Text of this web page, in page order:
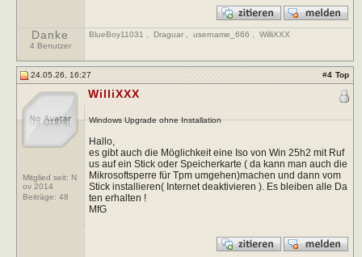
Danke
4 Benutzer
BlueBoy11031 Draguar username_666 WilliXXX
24.05.26, 16:27 #4 Top
Mitglied seit: N
ov 2014
Beiträge: 48
WilliXXX
Windows Upgrade ohne Installation
Hallo,
es gibt auch die Möglichkeit eine Iso von Win 25h2 mit Ruf
us auf ein Stick oder Speicherkarte ( da kann man auch die
Mikrosoftsperre für Tpm umgehen)machen und dann vom
Stick installieren( Internet deaktivieren ). Es bleiben alle Da
ten erhalten !
MfG